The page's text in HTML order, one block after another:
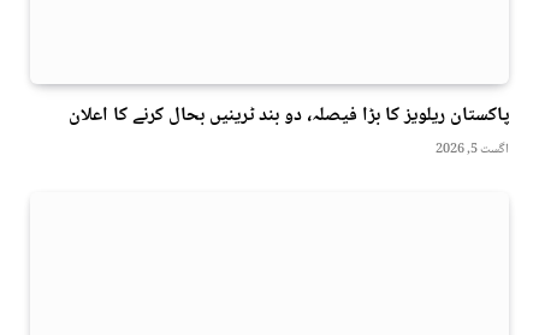
پاکستان ریلویز کا بڑا فیصلہ، دو بند ٹرینیں بحال کرنے کا اعلان
اگست 5, 2026